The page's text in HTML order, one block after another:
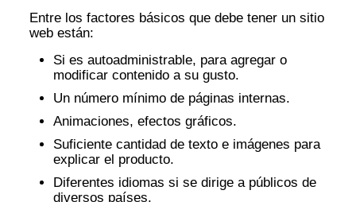
Entre los factores básicos que debe tener un sitio
web están:
Si es autoadministrable, para agregar o
modificar contenido a su gusto.
Un número mínimo de páginas internas.
Animaciones, efectos gráficos.
Suficiente cantidad de texto e imágenes para
explicar el producto.
Diferentes idiomas si se dirige a públicos de
diversos países.